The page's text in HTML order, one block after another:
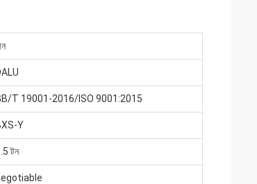
T 19001-2016/ISO 9001:2015
Y
টন